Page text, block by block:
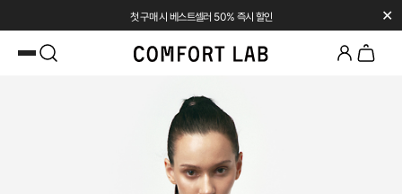
첫 구매 시 베스트셀러 50% 즉시 할인 ✕